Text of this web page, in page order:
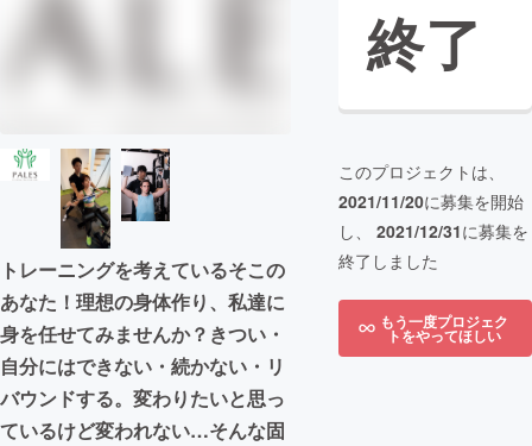
トレーニングを考えているそこの
あなた！理想の身体作り、私達に
身を任せてみませんか？きつい・
自分にはできない・続かない・リ
バウンドする。変わりたいと思っ
ているけど変われない…そんな固
終了
このプロジェクトは、
2021/11/20に募集を開始
し、 2021/12/31に募集を
終了しました
もう一度プロジェク
トをやってほしい